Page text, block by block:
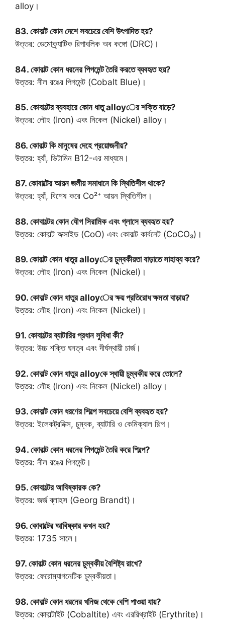
alloy।
83. কোবাল্ট কোন দেশে সবচেয়ে বেশি উৎপাদিত হয়?
উত্তর: ডেমোক্র্যাটিক রিপাবলিক অব কঙ্গো (DRC)।
84. কোবাল্ট কোন ধরনের পিগমেন্ট তৈরি করতে ব্যবহৃত হয়?
উত্তর: নীল রঙের পিগমেন্ট (Cobalt Blue)।
85. কোবাল্টের ব্যবহারে কোন ধাতু alloyের শক্তি বাড়ে?
উত্তর: লৌহ (Iron) এবং নিকেল (Nickel) alloy।
86. কোবাল্ট কি মানুষের দেহে প্রয়োজনীয়?
উত্তর: হ্যাঁ, ভিটামিন B12-এর মাধ্যমে।
87. কোবাল্টের আয়ন জলীয় সমাধানে কি স্থিতিশীল থাকে?
উত্তর: হ্যাঁ, বিশেষ করে Co²⁺ আয়ন স্থিতিশীল।
88. কোবাল্টের কোন যৌগ সিরামিক এবং গ্লাসে ব্যবহৃত হয়?
উত্তর: কোবাল্ট অক্সাইড (CoO) এবং কোবাল্ট কার্বনেট (CoCO₃)।
89. কোবাল্ট কোন ধাতুর alloyের চুম্বকীয়তা বাড়াতে সাহায্য করে?
উত্তর: লৌহ (Iron) এবং নিকেল (Nickel)।
90. কোবাল্ট কোন ধাতুর alloyের ক্ষয় প্রতিরোধ ক্ষমতা বাড়ায়?
উত্তর: লৌহ (Iron) এবং নিকেল (Nickel)।
91. কোবাল্টের ব্যাটারির প্রধান সুবিধা কী?
উত্তর: উচ্চ শক্তি ঘনত্ব এবং দীর্ঘস্থায়ী চার্জ।
92. কোবাল্ট কোন ধাতুর alloyকে স্থায়ী চুম্বকীয় করে তোলে?
উত্তর: লৌহ (Iron) এবং নিকেল (Nickel) alloy।
93. কোবাল্ট কোন ধরণের শিল্পে সবচেয়ে বেশি ব্যবহৃত হয়?
উত্তর: ইলেকট্রনিক্স, চুম্বক, ব্যাটারি ও কেমিক্যাল শিল্প।
94. কোবাল্ট কোন ধরনের পিগমেন্ট তৈরি করে শিল্পে?
উত্তর: নীল রঙের পিগমেন্ট।
95. কোবাল্টের আবিষ্কারক কে?
উত্তর: জর্জ ব্লাহস (Georg Brandt)।
96. কোবাল্টের আবিষ্কার কখন হয়?
উত্তর: 1735 সালে।
97. কোবাল্ট কোন ধরনের চুম্বকীয় বৈশিষ্ট্য রাখে?
উত্তর: ফেরোম্যাগনেটিক চুম্বকীয়তা।
98. কোবাল্ট কোন ধরনের খনিজ থেকে বেশি পাওয়া যায়?
উত্তর: কোবাল্টাইট (Cobaltite) এবং এররিথ্রাইট (Erythrite)।